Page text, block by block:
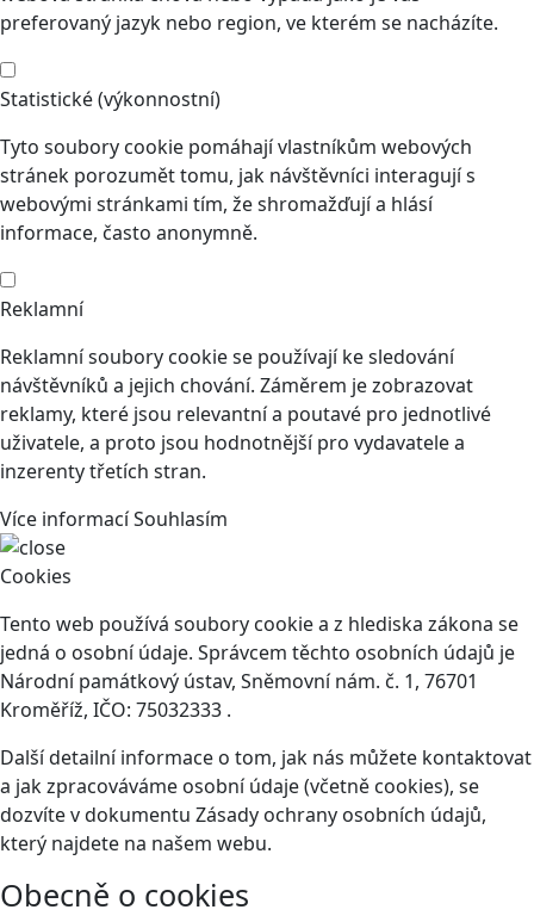
preferovaný jazyk nebo region, ve kterém se nacházíte.
Statistické (výkonnostní)
Tyto soubory cookie pomáhají vlastníkům webových
stránek porozumět tomu, jak návštěvníci interagují s
webovými stránkami tím, že shromažďují a hlásí
informace, často anonymně.
Reklamní
Reklamní soubory cookie se používají ke sledování
návštěvníků a jejich chování. Záměrem je zobrazovat
reklamy, které jsou relevantní a poutavé pro jednotlivé
uživatele, a proto jsou hodnotnější pro vydavatele a
inzerenty třetích stran.
Více informacíSouhlasím
Cookies
Tento web používá soubory cookie a z hlediska zákona se
jedná o osobní údaje. Správcem těchto osobních údajů je
Národní památkový ústav, Sněmovní nám. č. 1, 76701
Kroměříž, IČO: 75032333 .
Další detailní informace o tom, jak nás můžete kontaktovat
a jak zpracováváme osobní údaje (včetně cookies), se
dozvíte v dokumentu Zásady ochrany osobních údajů,
který najdete na našem webu.
Obecně o cookies